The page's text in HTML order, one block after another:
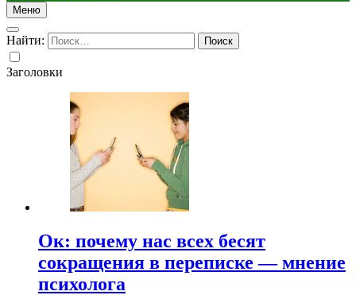
Меню
Найти:
Заголовки
Ок: почему нас всех бесят
сокращения в переписке — мнение
психолога